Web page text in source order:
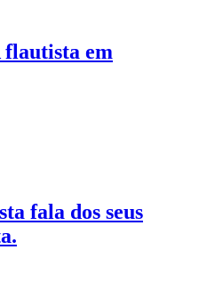
em
fala dos seus